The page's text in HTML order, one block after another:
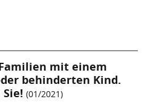
mit einem
behinderten Kind.
(01/2021)